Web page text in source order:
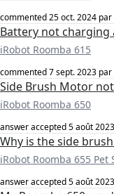
commented25 oct. 2024 par
Battery not charging
iRobot Roomba 615
commented7 sept. 2023 par
Side Brush Motor
iRobot Roomba 650
answer accepted5 août 2023
Why is the side
iRobot Roomba 655 Pet
answer accepted5 août 2023